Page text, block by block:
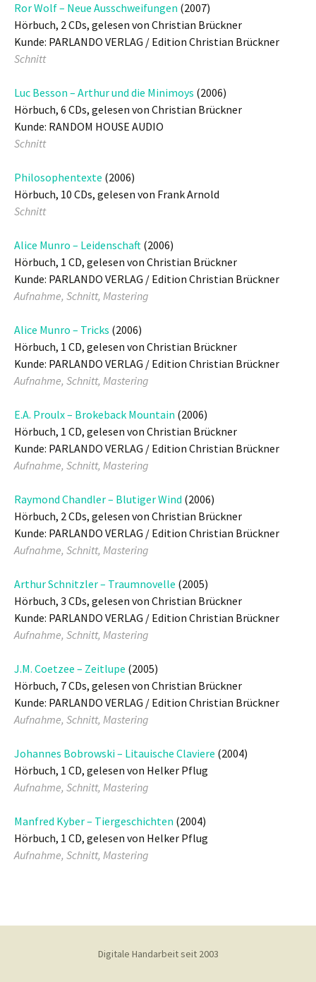
Ror Wolf – Neue Ausschweifungen (2007)
Hörbuch, 2 CDs, gelesen von Christian Brückner
Kunde: PARLANDO VERLAG / Edition Christian Brückner
Schnitt
Luc Besson – Arthur und die Minimoys (2006)
Hörbuch, 6 CDs, gelesen von Christian Brückner
Kunde: RANDOM HOUSE AUDIO
Schnitt
Philosophentexte (2006)
Hörbuch, 10 CDs, gelesen von Frank Arnold
Schnitt
Alice Munro – Leidenschaft (2006)
Hörbuch, 1 CD, gelesen von Christian Brückner
Kunde: PARLANDO VERLAG / Edition Christian Brückner
Aufnahme, Schnitt, Mastering
Alice Munro – Tricks (2006)
Hörbuch, 1 CD, gelesen von Christian Brückner
Kunde: PARLANDO VERLAG / Edition Christian Brückner
Aufnahme, Schnitt, Mastering
E.A. Proulx – Brokeback Mountain (2006)
Hörbuch, 1 CD, gelesen von Christian Brückner
Kunde: PARLANDO VERLAG / Edition Christian Brückner
Aufnahme, Schnitt, Mastering
Raymond Chandler – Blutiger Wind (2006)
Hörbuch, 2 CDs, gelesen von Christian Brückner
Kunde: PARLANDO VERLAG / Edition Christian Brückner
Aufnahme, Schnitt, Mastering
Arthur Schnitzler – Traumnovelle (2005)
Hörbuch, 3 CDs, gelesen von Christian Brückner
Kunde: PARLANDO VERLAG / Edition Christian Brückner
Aufnahme, Schnitt, Mastering
J.M. Coetzee – Zeitlupe (2005)
Hörbuch, 7 CDs, gelesen von Christian Brückner
Kunde: PARLANDO VERLAG / Edition Christian Brückner
Aufnahme, Schnitt, Mastering
Johannes Bobrowski – Litauische Claviere (2004)
Hörbuch, 1 CD, gelesen von Helker Pflug
Aufnahme, Schnitt, Mastering
Manfred Kyber – Tiergeschichten (2004)
Hörbuch, 1 CD, gelesen von Helker Pflug
Aufnahme, Schnitt, Mastering
Digitale Handarbeit seit 2003